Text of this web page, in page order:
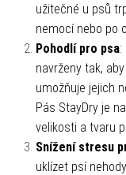
užitečné u psů
nemocí nebo po
Pohodlí pro psa:
navrženy tak,
umožňuje jejich
Pás StayDry je
velikosti a tvaru
Snížení stresu
uklízet psí